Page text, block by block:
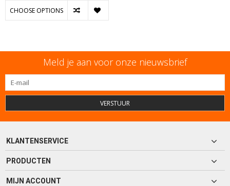
CHOOSE OPTIONS
Meld je aan voor onze nieuwsbrief
VERSTUUR
KLANTENSERVICE
PRODUCTEN
MIJN ACCOUNT